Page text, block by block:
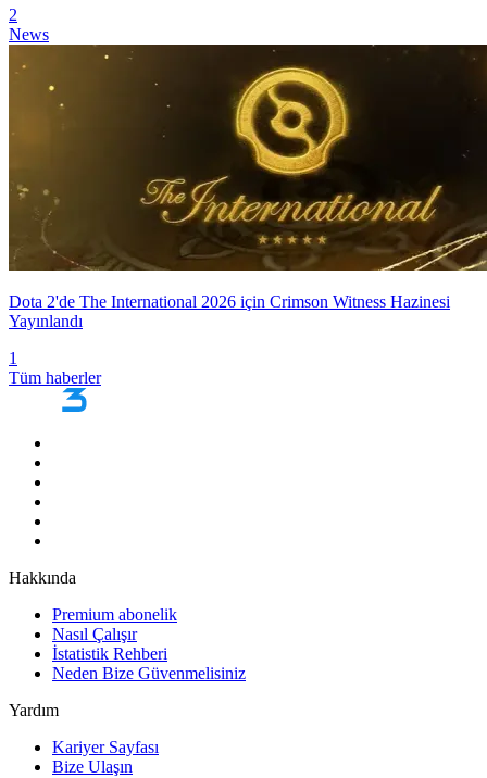
2
News
Dota 2'de The International 2026 için Crimson Witness Hazinesi
Yayınlandı
1
Tüm haberler
Hakkında
Premium abonelik
Nasıl Çalışır
İstatistik Rehberi
Neden Bize Güvenmelisiniz
Yardım
Kariyer Sayfası
Bize Ulaşın